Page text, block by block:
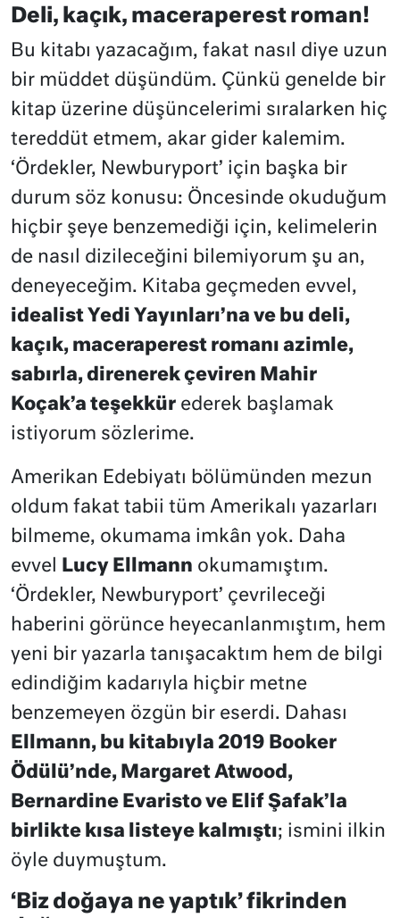
Deli, kaçık, maceraperest roman!
Bu kitabı yazacağım, fakat nasıl diye uzun
bir müddet düşündüm. Çünkü genelde bir
kitap üzerine düşüncelerimi sıralarken hiç
tereddüt etmem, akar gider kalemim.
‘Ördekler, Newburyport’ için başka bir
durum söz konusu: Öncesinde okuduğum
hiçbir şeye benzemediği için, kelimelerin
de nasıl dizileceğini bilemiyorum şu an,
deneyeceğim. Kitaba geçmeden evvel,
idealist Yedi Yayınları’na ve bu deli,
kaçık, maceraperest romanı azimle,
sabırla, direnerek çeviren Mahir
Koçak’a teşekkür ederek başlamak
istiyorum sözlerime.
Amerikan Edebiyatı bölümünden mezun
oldum fakat tabii tüm Amerikalı yazarları
bilmeme, okumama imkân yok. Daha
evvel Lucy Ellmann okumamıştım.
‘Ördekler, Newburyport’ çevrileceği
haberini görünce heyecanlanmıştım, hem
yeni bir yazarla tanışacaktım hem de bilgi
edindiğim kadarıyla hiçbir metne
benzemeyen özgün bir eserdi. Dahası
Ellmann, bu kitabıyla 2019 Booker
Ödülü’nde, Margaret Atwood,
Bernardine Evaristo ve Elif Şafak’la
birlikte kısa listeye kalmıştı; ismini ilkin
öyle duymuştum.
‘Biz doğaya ne yaptık’ fikrinden